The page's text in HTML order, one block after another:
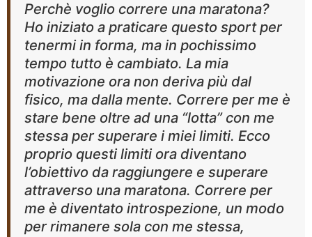
Perchè voglio correre una maratona?
Ho iniziato a praticare questo sport per
tenermi in forma, ma in pochissimo
tempo tutto è cambiato. La mia
motivazione ora non deriva più dal
fisico, ma dalla mente. Correre per me è
stare bene oltre ad una “lotta” con me
stessa per superare i miei limiti. Ecco
proprio questi limiti ora diventano
l’obiettivo da raggiungere e superare
attraverso una maratona. Correre per
me è diventato introspezione, un modo
per rimanere sola con me stessa,